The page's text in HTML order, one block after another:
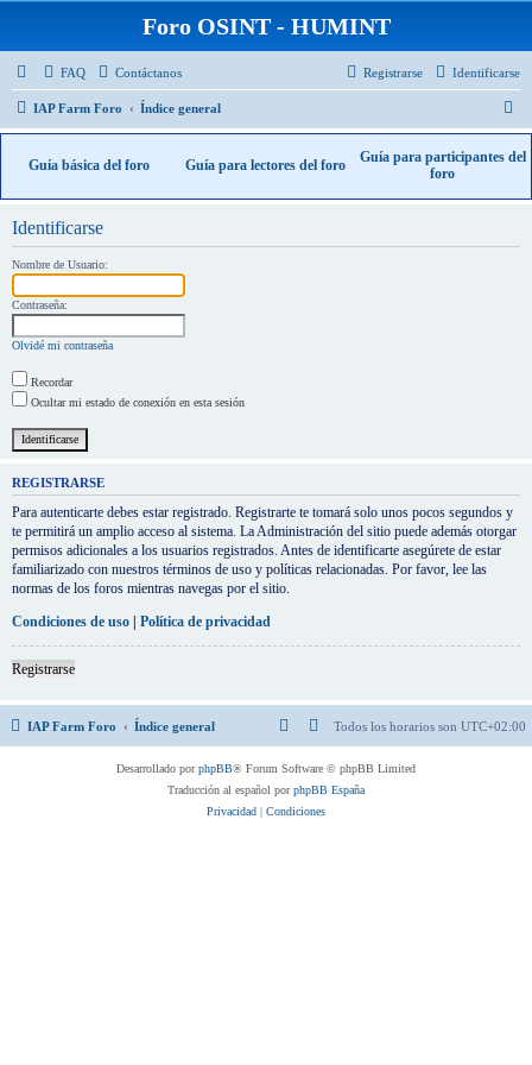
Foro OSINT - HUMINT
FAQ Contáctanos Identificarse
Registrarse
IAP Farm Foro Índice general
u
s
r
Guía básica del foro Guía para lectores del foro
Guía para participantes del
foro
Identificarse
Nombre de Usuario:
Contraseña:
Olvidé mi contraseña
Recordar
Ocultar mi estado de conexión en esta sesión
REGISTRARSE
Para autenticarte debes estar registrado. Registrarte te tomará solo unos pocos segundos y
te permitirá un amplio acceso al sistema. La Administración del sitio puede además otorgar
permisos adicionales a los usuarios registrados. Antes de identificarte asegúrete de estar
familiarizado con nuestros términos de uso y políticas relacionadas. Por favor, lee las
normas de los foros mientras navegas por el sitio.
Condiciones de uso | Política de privacidad
Registrarse
IAP Farm Foro Índice general Todos los horarios son UTC+02:00
Desarrollado porphpBB® Forum Software © phpBB Limited
Traducción al español porphpBB España
Privacidad | Condiciones